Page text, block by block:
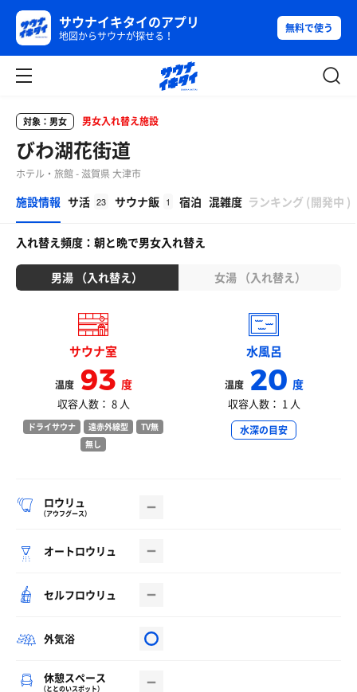
サウナイキタイのアプリ
地図からサウナが探せる！
無料で使う
対象：男女 男女入れ替え施設
びわ湖花街道
ホテル・旅館 - 滋賀県 大津市
施設情報 サ活 23 サウナ飯 1 宿泊 混雑度 ランキング (開発中 )
入れ替え頻度：朝と晩で男女入れ替え
男湯 （入れ替え） 女湯 （入れ替え）
サウナ室
温度93度
収容人数： 8 人
ドライサウナ 遠赤外線型
TV無
無し
水風呂
温度20度
収容人数： 1 人
水深の目安
ロウリュ
（アウフグース）
オートロウリュ
セルフロウリュ
外気浴
休憩スペース
（ととのいスポット）